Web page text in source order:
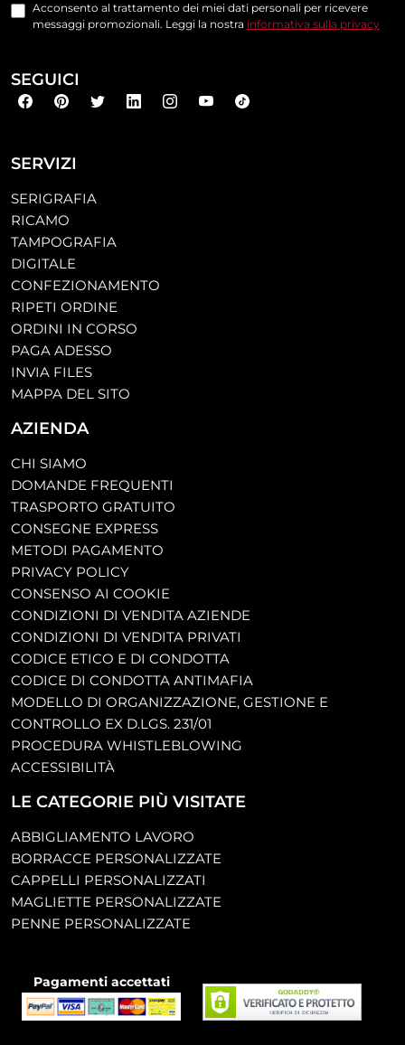
SERVIZI
SERIGRAFIA
RICAMO
TAMPOGRAFIA
DIGITALE
CONFEZIONAMENTO
RIPETI ORDINE
ORDINI IN CORSO
PAGA ADESSO
INVIA FILES
MAPPA DEL SITO
AZIENDA
CHI SIAMO
DOMANDE FREQUENTI
TRASPORTO GRATUITO
CONSEGNE EXPRESS
METODI PAGAMENTO
PRIVACY POLICY
CONSENSO AI COOKIE
CONDIZIONI DI VENDITA AZIENDE
CONDIZIONI DI VENDITA PRIVATI
CODICE ETICO E DI CONDOTTA
CODICE DI CONDOTTA ANTIMAFIA
MODELLO DI ORGANIZZAZIONE, GESTIONE E
CONTROLLO EX D.LGS. 231/01
PROCEDURA WHISTLEBLOWING
ACCESSIBILITÀ
LE CATEGORIE PIÙ VISITATE
ABBIGLIAMENTO LAVORO
BORRACCE PERSONALIZZATE
CAPPELLI PERSONALIZZATI
MAGLIETTE PERSONALIZZATE
PENNE PERSONALIZZATE
Acconsento al trattamento dei miei dati personali per ricevere
messaggi promozionali. Leggi la nostra informativa sulla privacy
SEGUICI
Pagamenti accettati